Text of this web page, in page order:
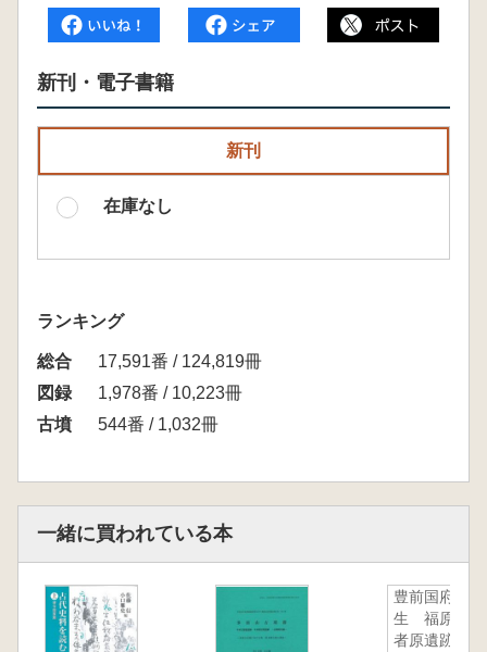
新刊・電子書籍
新刊
在庫なし
ランキング
総合
17,591番 / 124,819冊
図録
1,978番 / 10,223冊
古墳
544番 / 1,032冊
一緒に買われている本
豊前国府誕
生 福原長
者原遺跡と